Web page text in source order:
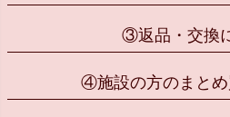
③返品・交換
④施設の方のまとめ